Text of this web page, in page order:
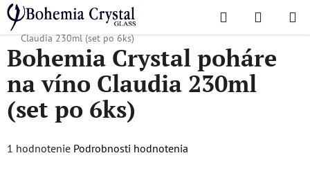
Prejsť
na
obsah
Hľadať
KOŠÍK
Domov
/ Obľúbené kolekcie / Claudia
Bohemia Crystal poháre na víno
Claudia 230ml (set po 6ks)
Bohemia Crystal poháre
na víno Claudia 230ml
(set po 6ks)
Priemerné
1 hodnotenie Podrobnosti hodnotenia